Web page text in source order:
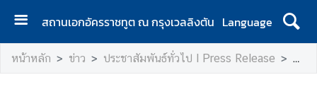
สถานเอกอัครราชทูต ณ กรุงเวลลิงตัน Language
ห
น้
หน้าหลัก ข่าว ประชาสัมพันธ์ทั่วไป l Press Release สถา